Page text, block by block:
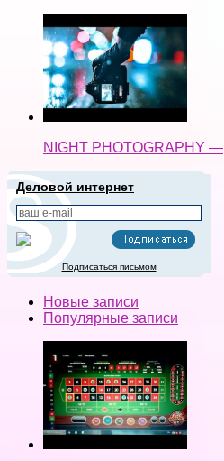
NIGHT PHOTOGRAPHY —
Деловой интернет
Подписаться письмом
Новые записи
Популярные записи